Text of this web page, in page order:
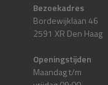
Bezoekadres
Bordewijklaan 46
2591 XR Den Haag
Openingstijden
Maandag t/m